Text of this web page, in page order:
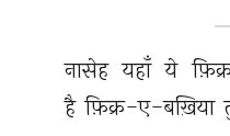
नासेह यहाँ ये
है फ़िक्र-ए-बख़िया